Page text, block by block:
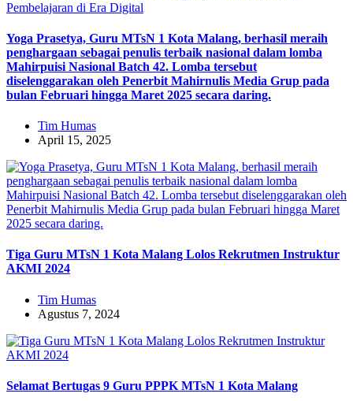
Yoga Prasetya, Guru MTsN 1 Kota Malang, berhasil meraih
penghargaan sebagai penulis terbaik nasional dalam lomba
Mahirpuisi Nasional Batch 42. Lomba tersebut
diselenggarakan oleh Penerbit Mahirnulis Media Grup pada
bulan Februari hingga Maret 2025 secara daring.
Tim Humas
April 15, 2025
Tiga Guru MTsN 1 Kota Malang Lolos Rekrutmen Instruktur
AKMI 2024
Tim Humas
Agustus 7, 2024
Selamat Bertugas 9 Guru PPPK MTsN 1 Kota Malang